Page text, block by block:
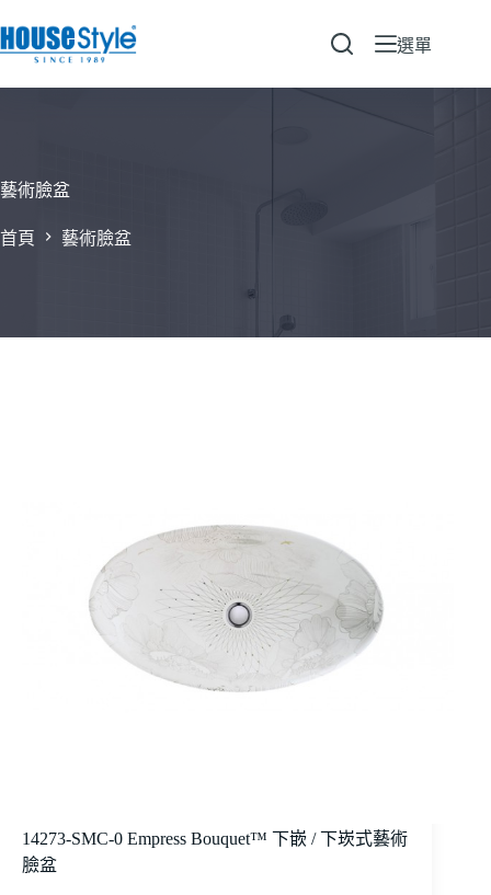
至
要
選單
藝術臉盆
首頁 藝術臉盆
14273-SMC-0 Empress Bouquet™ 下嵌 / 下崁式藝術
臉盆